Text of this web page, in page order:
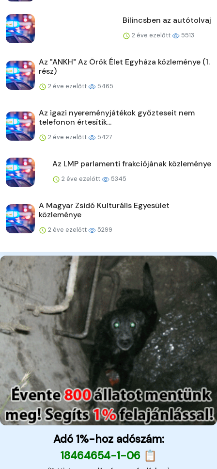
Bilincsben az autótolvaj
2 éve ezelőtt 5513
Az "ANKH" Az Örök Élet Egyháza közleménye (1.
rész)
2 éve ezelőtt 5465
Az igazi nyereményjátékok győzteseit nem
telefonon értesítik...
2 éve ezelőtt 5427
Az LMP parlamenti frakciójának közleménye
2 éve ezelőtt 5345
A Magyar Zsidó Kulturális Egyesület
közleménye
2 éve ezelőtt 5299
Adó 1%-hoz adószám:
18464654-1-06 📋